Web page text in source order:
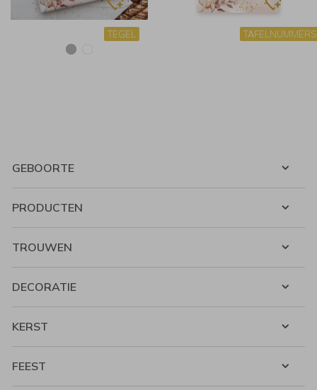
TEGEL TAFELNUMMERS
GEBOORTE
PRODUCTEN
TROUWEN
DECORATIE
KERST
FEEST